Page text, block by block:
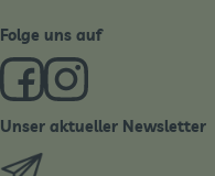
Folge uns auf
Externer Link zu
Externer Link
Unser aktueller Newsletter